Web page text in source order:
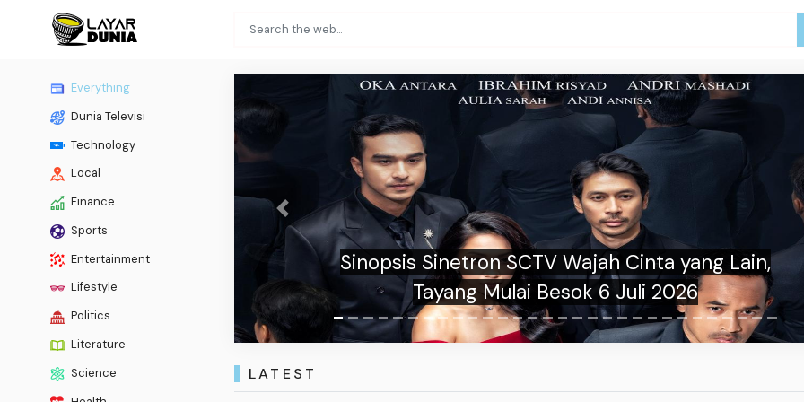
Everything
Dunia Televisi
Technology
Local
Finance
Sports
Entertainment
Lifestyle
Politics
Literature
Science
Anisa Syakila Nekat Ikut D'Academy 8 demi
Wujudkan Mimpi Jadi Penyanyi
Previous
LATEST